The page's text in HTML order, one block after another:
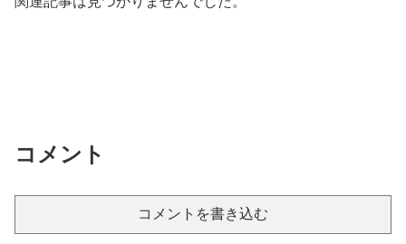
コメント
コメントを書き込む